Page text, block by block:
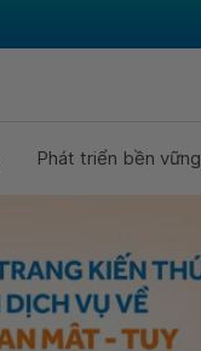
Phát triển bền vững